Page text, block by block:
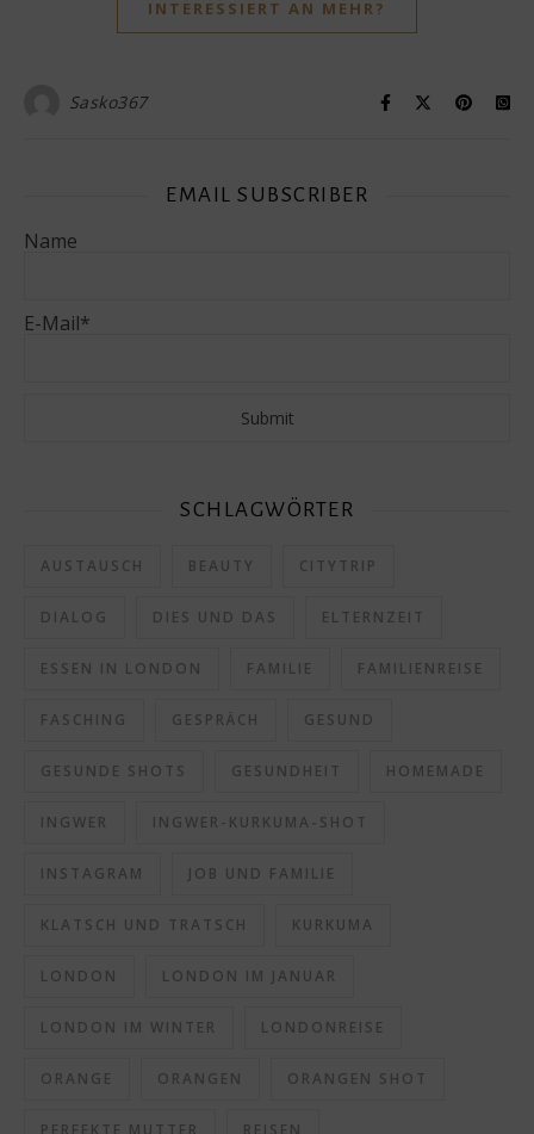
INTERESSIERT AN MEHR?
Sasko367
EMAIL SUBSCRIBER
Name
E-Mail*
SCHLAGWÖRTER
AUSTAUSCH BEAUTY CITYTRIP
DIALOG DIES UND DAS ELTERNZEIT
ESSEN IN LONDON FAMILIE FAMILIENREISE
FASCHING GESPRÄCH GESUND
GESUNDE SHOTS GESUNDHEIT HOMEMADE
INGWER INGWER-KURKUMA-SHOT
INSTAGRAM JOB UND FAMILIE
KLATSCH UND TRATSCH KURKUMA
LONDON LONDON IM JANUAR
LONDON IM WINTER LONDONREISE
ORANGE ORANGEN ORANGEN SHOT